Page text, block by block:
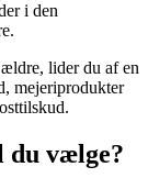
i den
lider du af en
mejeriprodukter
du vælge?